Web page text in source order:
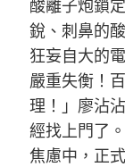
酸離子炮鎖
銳、刺鼻的
狂妄自大的
嚴重失衡！
理！」廖沾
經找上門了
焦慮中，正